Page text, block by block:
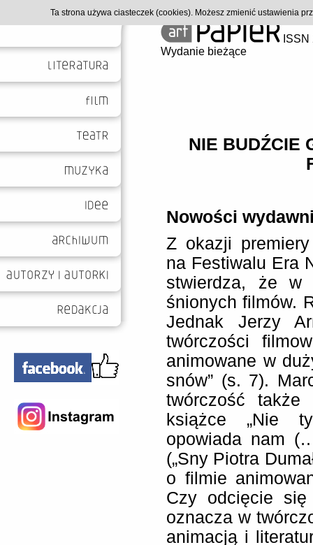
Wydanie bieżące
NIE BUDŹCIE
Nowości
Z okazji
na Festiwalu Era
stwierdza, że w
śnionych filmów.
Jednak Jerzy
twórczości
animowane w
snów” (s. 7).
twórczość
książce „Nie
opowiada nam
(„Sny Piotra
o filmie
Czy odcięcie się
oznacza w
animacją i
Ta strona używa ciasteczek (cookies). Możesz zmienić ustawienia